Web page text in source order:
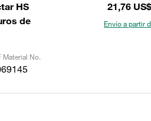
HS
de
21,76 US$
Envío a partir
Material No.